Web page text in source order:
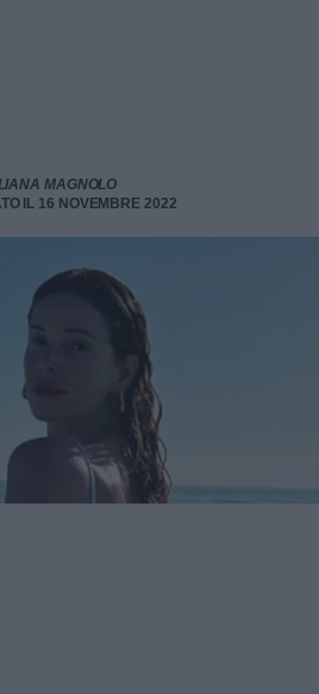
MAGNOLO
IL 16 NOVEMBRE 2022